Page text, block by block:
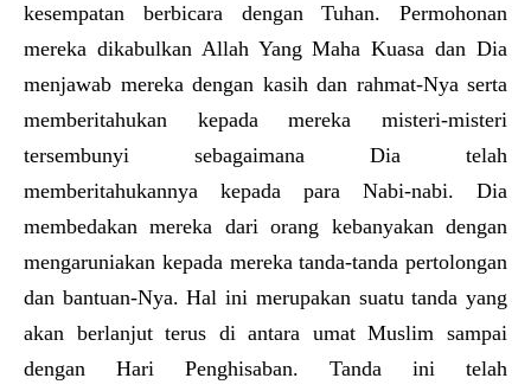
kesempatan berbicara dengan Tuhan. Permohonan
mereka dikabulkan Allah Yang Maha Kuasa dan Dia
menjawab mereka dengan kasih dan rahmat-Nya serta
memberitahukan kepada mereka misteri-misteri
tersembunyi sebagaimana Dia telah
memberitahukannya kepada para Nabi-nabi. Dia
membedakan mereka dari orang kebanyakan dengan
mengaruniakan kepada mereka tanda-tanda pertolongan
dan bantuan-Nya. Hal ini merupakan suatu tanda yang
akan berlanjut terus di antara umat Muslim sampai
dengan Hari Penghisaban. Tanda ini telah